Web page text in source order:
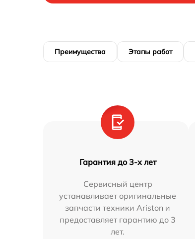
Преимущества Этапы работ
Гарантия до 3-х лет
Сервисный центр
устанавливает оригинальные
запчасти техники Ariston и
предоставляет гарантию до 3
лет.